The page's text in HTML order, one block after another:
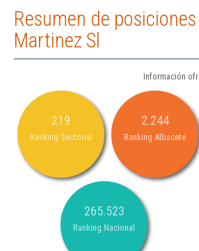
Resumen de
Martinez Sl
Información
219
Ranking Sectorial
2.244
Ranking Albacete
265.523
Ranking Nacional